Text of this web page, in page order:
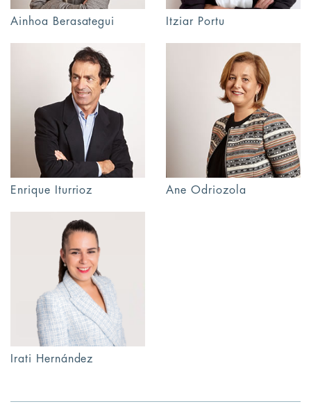
Ainhoa Berasategui Itziar Portu
Enrique Iturrioz Ane Odriozola
Irati Hernández